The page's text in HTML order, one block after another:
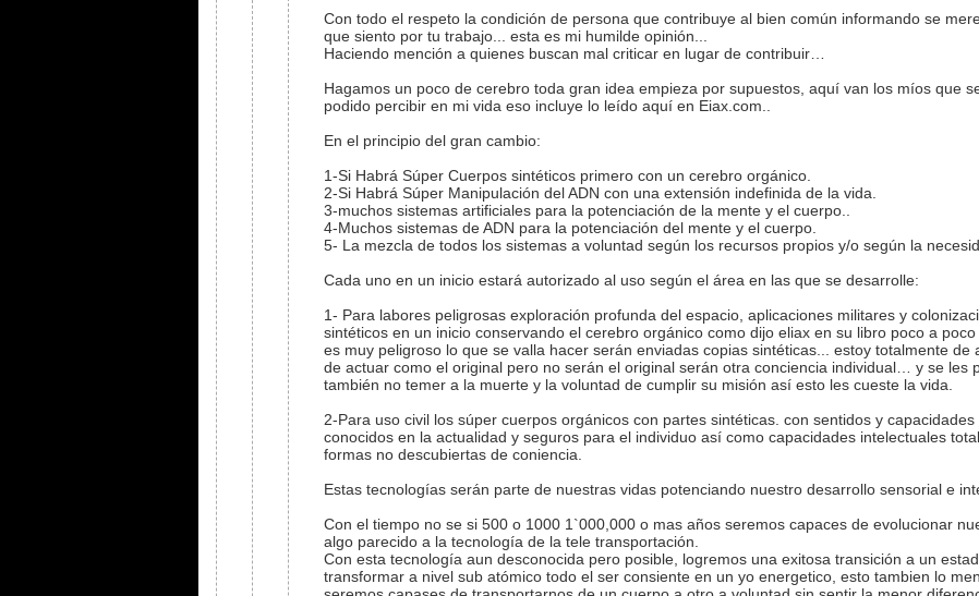
Con todo el respeto la condición de persona que contribuye al bien común informando se
que siento por tu trabajo... esta es mi humilde opinión...
Haciendo mención a quienes buscan mal criticar en lugar de contribuir…
Hagamos un poco de cerebro toda gran idea empieza por supuestos, aquí van los míos que
podido percibir en mi vida eso incluye lo leído aquí en Eiax.com..
En el principio del gran cambio:
1-Si Habrá Súper Cuerpos sintéticos primero con un cerebro orgánico.
2-Si Habrá Súper Manipulación del ADN con una extensión indefinida de la vida.
3-muchos sistemas artificiales para la potenciación de la mente y el cuerpo..
4-Muchos sistemas de ADN para la potenciación del mente y el cuerpo.
5- La mezcla de todos los sistemas a voluntad según los recursos propios y/o según la
Cada uno en un inicio estará autorizado al uso según el área en las que se desarrolle:
1- Para labores peligrosas exploración profunda del espacio, aplicaciones militares y
sintéticos en un inicio conservando el cerebro orgánico como dijo eliax en su libro poco a
es muy peligroso lo que se valla hacer serán enviadas copias sintéticas... estoy totalmente
de actuar como el original pero no serán el original serán otra conciencia individual… y se les
también no temer a la muerte y la voluntad de cumplir su misión así esto les cueste la vida.
2-Para uso civil los súper cuerpos orgánicos con partes sintéticas. con sentidos y
conocidos en la actualidad y seguros para el individuo así como capacidades intelectuales
formas no descubiertas de coniencia.
Estas tecnologías serán parte de nuestras vidas potenciando nuestro desarrollo sensorial e
Con el tiempo no se si 500 o 1000 1`000,000 o mas años seremos capaces de evolucionar
algo parecido a la tecnología de la tele transportación.
Con esta tecnología aun desconocida pero posible, logremos una exitosa transición a un
transformar a nivel sub atómico todo el ser consiente en un yo energetico, esto tambien lo